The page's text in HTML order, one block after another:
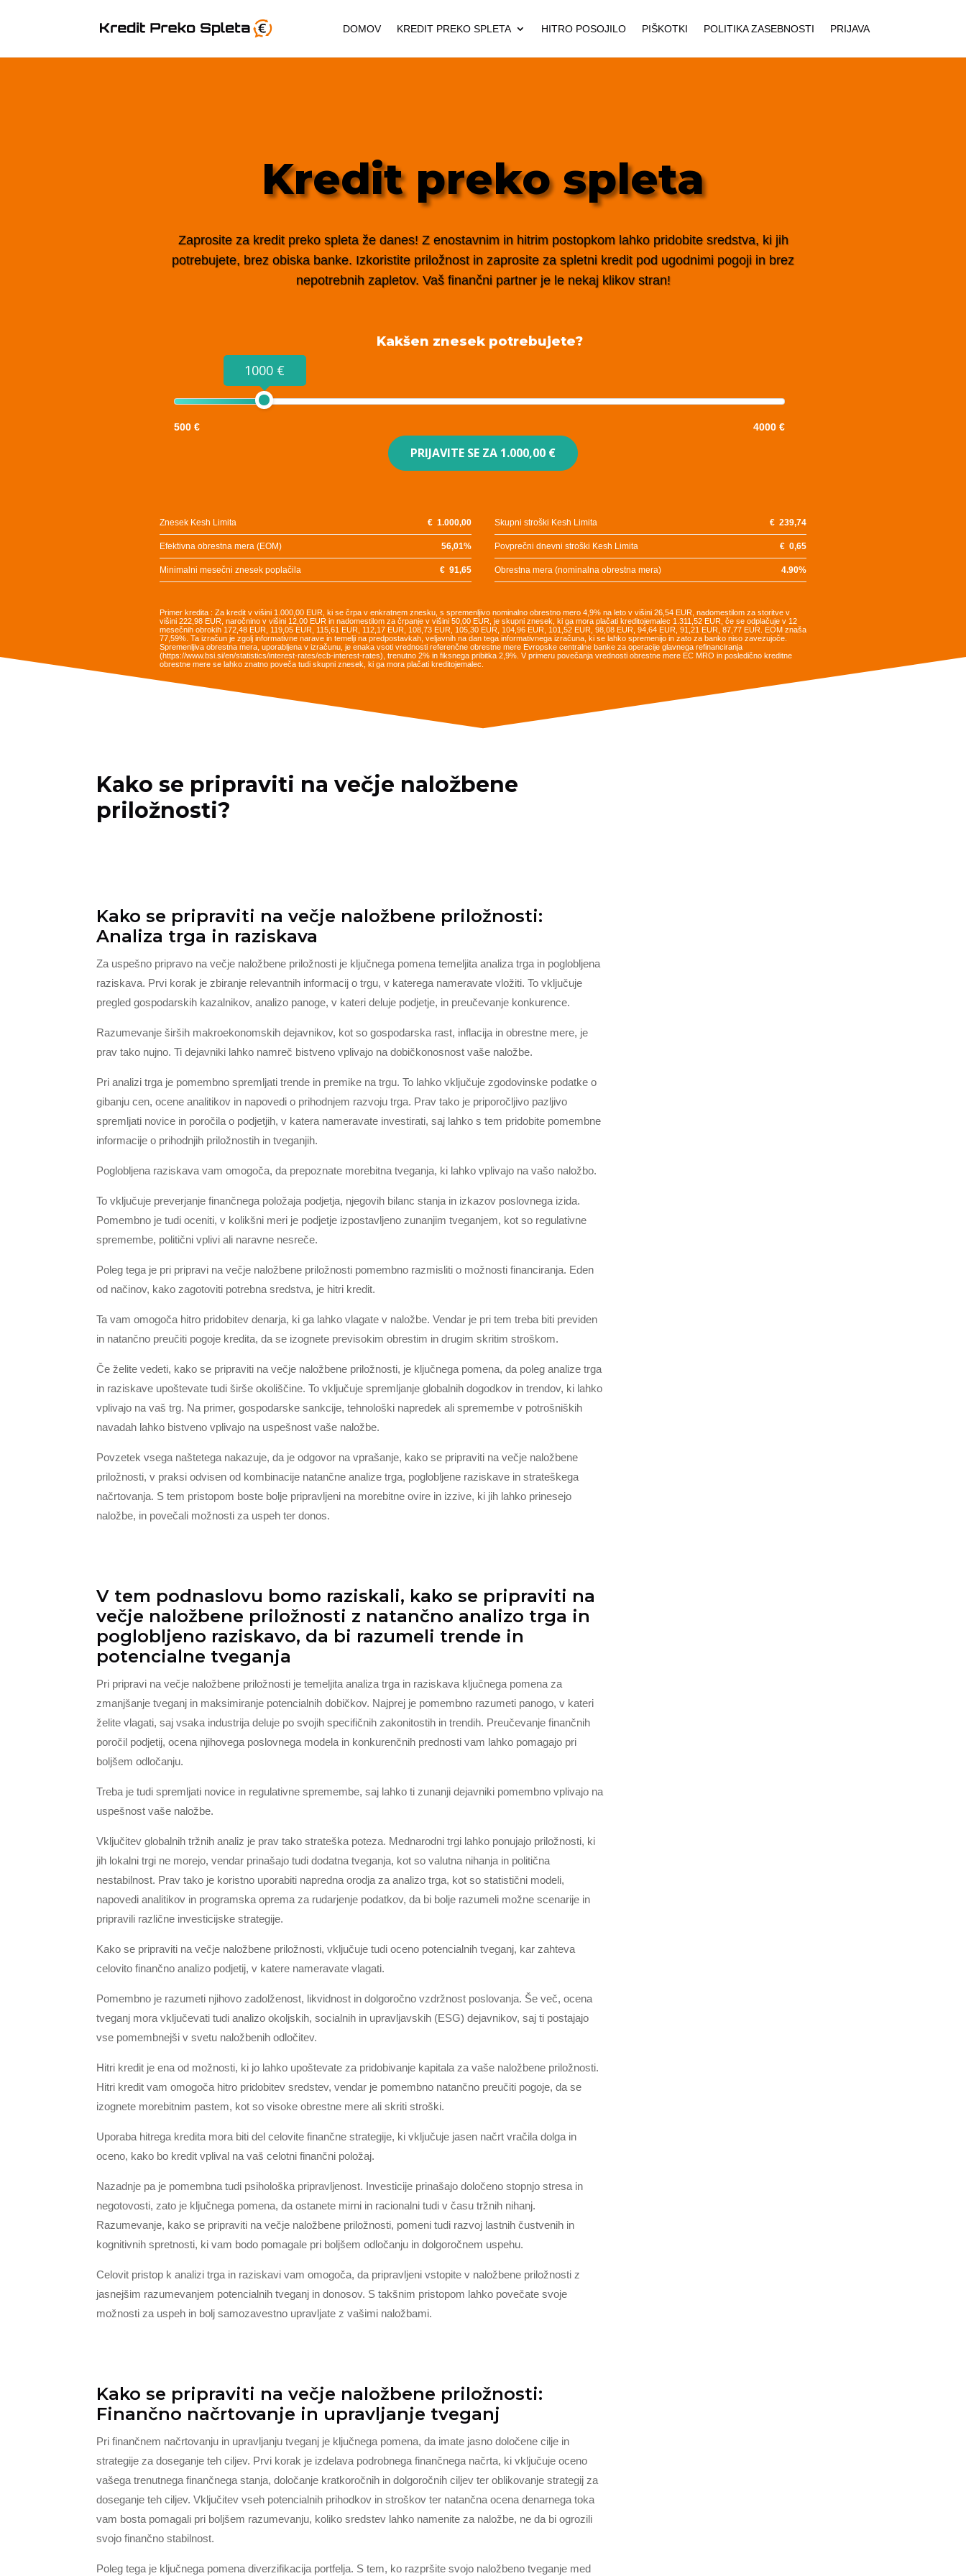
DOMOV KREDIT PREKO SPLETA HITRO POSOJILO PIŠKOTKI POLITIKA ZASEBNOSTI PRIJAVA
Kredit preko spleta
Zaprosite za kredit preko spleta že danes! Z enostavnim in hitrim postopkom lahko pridobite sredstva, ki jih
potrebujete, brez obiska banke. Izkoristite priložnost in zaprosite za spletni kredit pod ugodnimi pogoji in brez
nepotrebnih zapletov. Vaš finančni partner je le nekaj klikov stran!
Kakšen znesek potrebujete?
1000 €
500 € 4000 €
PRIJAVITE SE ZA 1.000,00 €
Znesek Kesh Limita € 1.000,00 Skupni stroški Kesh Limita € 239,74
Efektivna obrestna mera (EOM) 56,01% Povprečni dnevni stroški Kesh Limita € 0,65
Minimalni mesečni znesek poplačila € 91,65 Obrestna mera (nominalna obrestna mera) 4.90%
Primer kredita : Za kredit v višini 1.000,00 EUR, ki se črpa v enkratnem znesku, s spremenljivo nominalno obrestno mero 4,9% na leto v višini 26,54 EUR, nadomestilom za storitve v
višini 222,98 EUR, naročnino v višini 12,00 EUR in nadomestilom za črpanje v višini 50,00 EUR, je skupni znesek, ki ga mora plačati kreditojemalec 1.311,52 EUR, če se odplačuje v 12
mesečnih obrokih 172,48 EUR, 119,05 EUR, 115,61 EUR, 112,17 EUR, 108,73 EUR, 105,30 EUR, 104,96 EUR, 101,52 EUR, 98,08 EUR, 94,64 EUR, 91,21 EUR, 87,77 EUR. EOM znaša
77,59%. Ta izračun je zgolj informativne narave in temelji na predpostavkah, veljavnih na dan tega informativnega izračuna, ki se lahko spremenijo in zato za banko niso zavezujoče.
Spremenljiva obrestna mera, uporabljena v izračunu, je enaka vsoti vrednosti referenčne obrestne mere Evropske centralne banke za operacije glavnega refinanciranja
(https://www.bsi.si/en/statistics/interest-rates/ecb-interest-rates), trenutno 2% in fiksnega pribitka 2,9%. V primeru povečanja vrednosti obrestne mere EC MRO in posledično kreditne
obrestne mere se lahko znatno poveča tudi skupni znesek, ki ga mora plačati kreditojemalec.
Kako se pripraviti na večje naložbene
priložnosti?
Kako se pripraviti na večje naložbene priložnosti:
Analiza trga in raziskava
Za uspešno pripravo na večje naložbene priložnosti je ključnega pomena temeljita analiza trga in poglobljena
raziskava. Prvi korak je zbiranje relevantnih informacij o trgu, v katerega nameravate vložiti. To vključuje
pregled gospodarskih kazalnikov, analizo panoge, v kateri deluje podjetje, in preučevanje konkurence.
Razumevanje širših makroekonomskih dejavnikov, kot so gospodarska rast, inflacija in obrestne mere, je
prav tako nujno. Ti dejavniki lahko namreč bistveno vplivajo na dobičkonosnost vaše naložbe.
Pri analizi trga je pomembno spremljati trende in premike na trgu. To lahko vključuje zgodovinske podatke o
gibanju cen, ocene analitikov in napovedi o prihodnjem razvoju trga. Prav tako je priporočljivo pazljivo
spremljati novice in poročila o podjetjih, v katera nameravate investirati, saj lahko s tem pridobite pomembne
informacije o prihodnjih priložnostih in tveganjih.
Poglobljena raziskava vam omogoča, da prepoznate morebitna tveganja, ki lahko vplivajo na vašo naložbo.
To vključuje preverjanje finančnega položaja podjetja, njegovih bilanc stanja in izkazov poslovnega izida.
Pomembno je tudi oceniti, v kolikšni meri je podjetje izpostavljeno zunanjim tveganjem, kot so regulativne
spremembe, politični vplivi ali naravne nesreče.
Poleg tega je pri pripravi na večje naložbene priložnosti pomembno razmisliti o možnosti financiranja. Eden
od načinov, kako zagotoviti potrebna sredstva, je hitri kredit.
Ta vam omogoča hitro pridobitev denarja, ki ga lahko vlagate v naložbe. Vendar je pri tem treba biti previden
in natančno preučiti pogoje kredita, da se izognete previsokim obrestim in drugim skritim stroškom.
Če želite vedeti, kako se pripraviti na večje naložbene priložnosti, je ključnega pomena, da poleg analize trga
in raziskave upoštevate tudi širše okoliščine. To vključuje spremljanje globalnih dogodkov in trendov, ki lahko
vplivajo na vaš trg. Na primer, gospodarske sankcije, tehnološki napredek ali spremembe v potrošniških
navadah lahko bistveno vplivajo na uspešnost vaše naložbe.
Povzetek vsega naštetega nakazuje, da je odgovor na vprašanje, kako se pripraviti na večje naložbene
priložnosti, v praksi odvisen od kombinacije natančne analize trga, poglobljene raziskave in strateškega
načrtovanja. S tem pristopom boste bolje pripravljeni na morebitne ovire in izzive, ki jih lahko prinesejo
naložbe, in povečali možnosti za uspeh ter donos.
V tem podnaslovu bomo raziskali, kako se pripraviti na
večje naložbene priložnosti z natančno analizo trga in
poglobljeno raziskavo, da bi razumeli trende in
potencialne tveganja
Pri pripravi na večje naložbene priložnosti je temeljita analiza trga in raziskava ključnega pomena za
zmanjšanje tveganj in maksimiranje potencialnih dobičkov. Najprej je pomembno razumeti panogo, v kateri
želite vlagati, saj vsaka industrija deluje po svojih specifičnih zakonitostih in trendih. Preučevanje finančnih
poročil podjetij, ocena njihovega poslovnega modela in konkurenčnih prednosti vam lahko pomagajo pri
boljšem odločanju.
Treba je tudi spremljati novice in regulativne spremembe, saj lahko ti zunanji dejavniki pomembno vplivajo na
uspešnost vaše naložbe.
Vključitev globalnih tržnih analiz je prav tako strateška poteza. Mednarodni trgi lahko ponujajo priložnosti, ki
jih lokalni trgi ne morejo, vendar prinašajo tudi dodatna tveganja, kot so valutna nihanja in politična
nestabilnost. Prav tako je koristno uporabiti napredna orodja za analizo trga, kot so statistični modeli,
napovedi analitikov in programska oprema za rudarjenje podatkov, da bi bolje razumeli možne scenarije in
pripravili različne investicijske strategije.
Kako se pripraviti na večje naložbene priložnosti, vključuje tudi oceno potencialnih tveganj, kar zahteva
celovito finančno analizo podjetij, v katere nameravate vlagati.
Pomembno je razumeti njihovo zadolženost, likvidnost in dolgoročno vzdržnost poslovanja. Še več, ocena
tveganj mora vključevati tudi analizo okoljskih, socialnih in upravljavskih (ESG) dejavnikov, saj ti postajajo
vse pomembnejši v svetu naložbenih odločitev.
Hitri kredit je ena od možnosti, ki jo lahko upoštevate za pridobivanje kapitala za vaše naložbene priložnosti.
Hitri kredit vam omogoča hitro pridobitev sredstev, vendar je pomembno natančno preučiti pogoje, da se
izognete morebitnim pastem, kot so visoke obrestne mere ali skriti stroški.
Uporaba hitrega kredita mora biti del celovite finančne strategije, ki vključuje jasen načrt vračila dolga in
oceno, kako bo kredit vplival na vaš celotni finančni položaj.
Nazadnje pa je pomembna tudi psihološka pripravljenost. Investicije prinašajo določeno stopnjo stresa in
negotovosti, zato je ključnega pomena, da ostanete mirni in racionalni tudi v času tržnih nihanj.
Razumevanje, kako se pripraviti na večje naložbene priložnosti, pomeni tudi razvoj lastnih čustvenih in
kognitivnih spretnosti, ki vam bodo pomagale pri boljšem odločanju in dolgoročnem uspehu.
Celovit pristop k analizi trga in raziskavi vam omogoča, da pripravljeni vstopite v naložbene priložnosti z
jasnejšim razumevanjem potencialnih tveganj in donosov. S takšnim pristopom lahko povečate svoje
možnosti za uspeh in bolj samozavestno upravljate z vašimi naložbami.
Kako se pripraviti na večje naložbene priložnosti:
Finančno načrtovanje in upravljanje tveganj
Pri finančnem načrtovanju in upravljanju tveganj je ključnega pomena, da imate jasno določene cilje in
strategije za doseganje teh ciljev. Prvi korak je izdelava podrobnega finančnega načrta, ki vključuje oceno
vašega trenutnega finančnega stanja, določanje kratkoročnih in dolgoročnih ciljev ter oblikovanje strategij za
doseganje teh ciljev. Vključitev vseh potencialnih prihodkov in stroškov ter natančna ocena denarnega toka
vam bosta pomagali pri boljšem razumevanju, koliko sredstev lahko namenite za naložbe, ne da bi ogrozili
svojo finančno stabilnost.
Poleg tega je ključnega pomena diverzifikacija portfelja. S tem, ko razpršite svojo naložbeno tveganje med